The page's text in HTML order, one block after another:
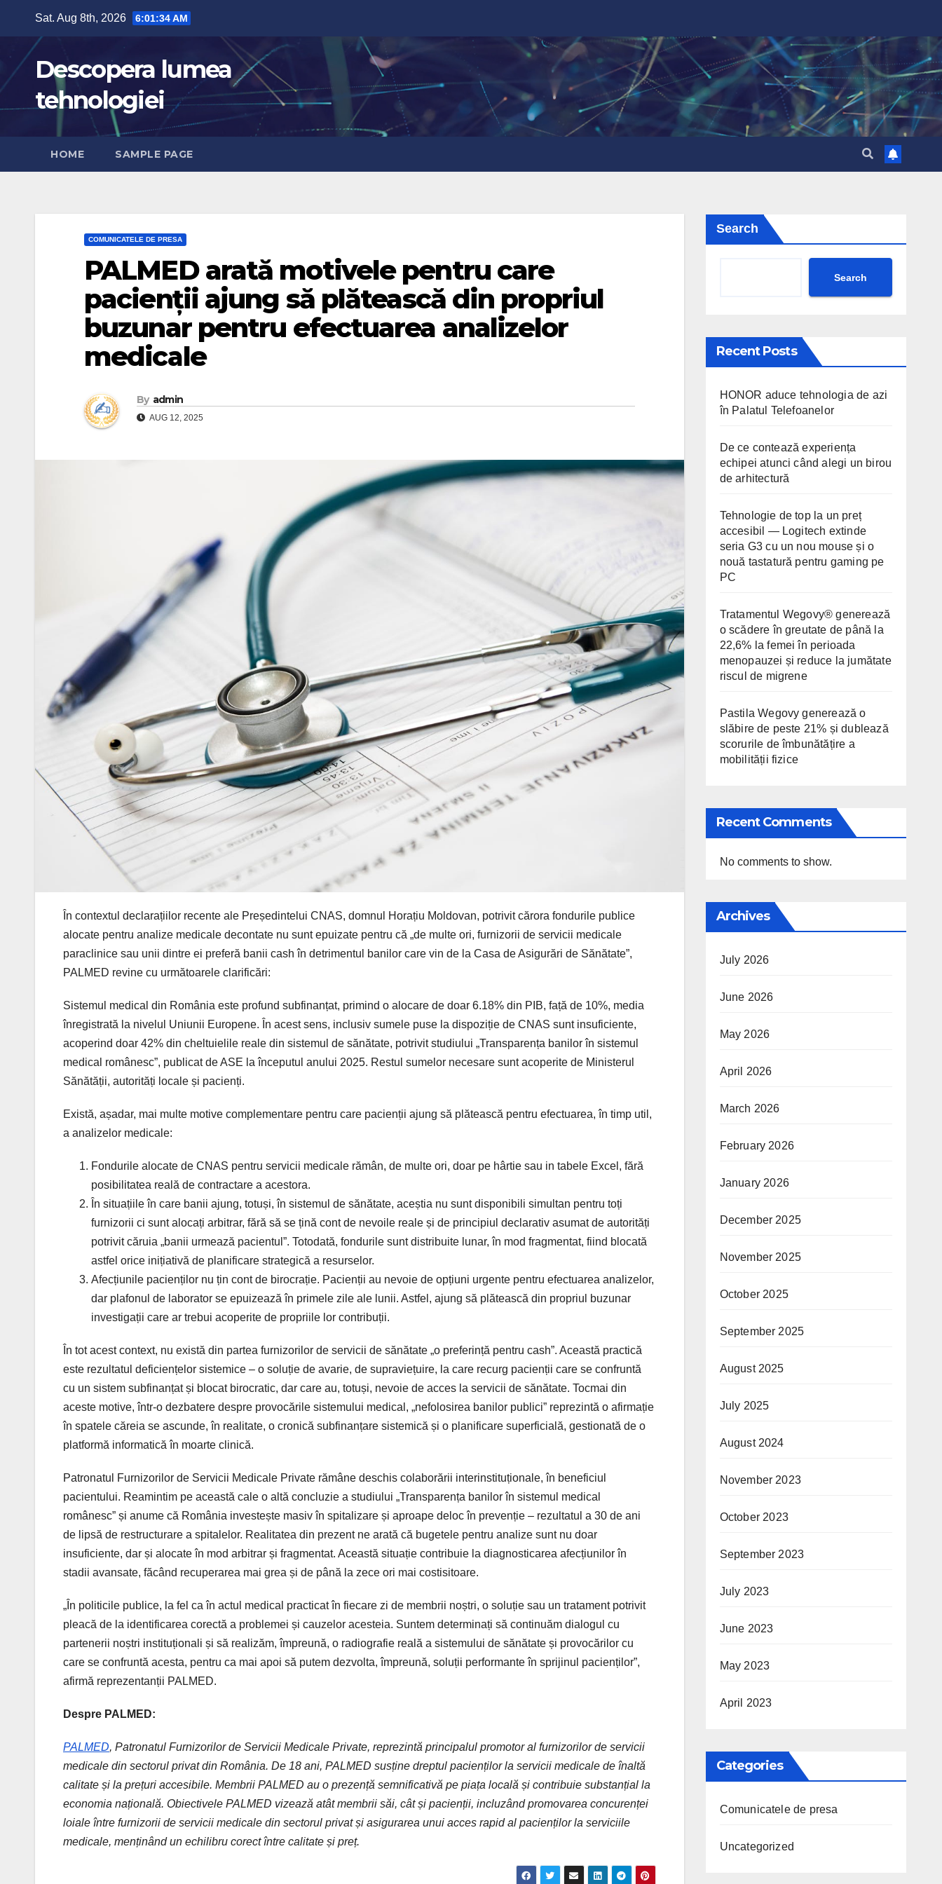
content
Sat. Aug 8th, 2026 6:01:35 AM
Descopera lumea
tehnologiei
HOME SAMPLE PAGE
COMUNICATELE DE PRESA
PALMED arată motivele pentru care
pacienții ajung să plătească din propriul
buzunar pentru efectuarea analizelor
medicale
By admin
AUG 12, 2025
În contextul declarațiilor recente ale Președintelui CNAS, domnul Horațiu Moldovan, potrivit cărora fondurile publice
alocate pentru analize medicale decontate nu sunt epuizate pentru că „de multe ori, furnizorii de servicii medicale
paraclinice sau unii dintre ei preferă banii cash în detrimentul banilor care vin de la Casa de Asigurări de Sănătate”,
PALMED revine cu următoarele clarificări:
Sistemul medical din România este profund subfinanțat, primind o alocare de doar 6.18% din PIB, față de 10%, media
înregistrată la nivelul Uniunii Europene. În acest sens, inclusiv sumele puse la dispoziție de CNAS sunt insuficiente,
acoperind doar 42% din cheltuielile reale din sistemul de sănătate, potrivit studiului „Transparența banilor în sistemul
medical românesc”, publicat de ASE la începutul anului 2025. Restul sumelor necesare sunt acoperite de Ministerul
Sănătății, autorități locale și pacienți.
Există, așadar, mai multe motive complementare pentru care pacienții ajung să plătească pentru efectuarea, în timp util,
a analizelor medicale:
Fondurile alocate de CNAS pentru servicii medicale rămân, de multe ori, doar pe hârtie sau in tabele Excel, fără
posibilitatea reală de contractare a acestora.
În situațiile în care banii ajung, totuși, în sistemul de sănătate, aceștia nu sunt disponibili simultan pentru toți
furnizorii ci sunt alocați arbitrar, fără să se țină cont de nevoile reale și de principiul declarativ asumat de autorități
potrivit căruia „banii urmează pacientul”. Totodată, fondurile sunt distribuite lunar, în mod fragmentat, fiind blocată
astfel orice inițiativă de planificare strategică a resurselor.
Afecțiunile pacienților nu țin cont de birocrație. Pacienții au nevoie de opțiuni urgente pentru efectuarea analizelor,
dar plafonul de laborator se epuizează în primele zile ale lunii. Astfel, ajung să plătească din propriul buzunar
investigații care ar trebui acoperite de propriile lor contribuții.
În tot acest context, nu există din partea furnizorilor de servicii de sănătate „o preferință pentru cash”. Această practică
este rezultatul deficiențelor sistemice – o soluție de avarie, de supraviețuire, la care recurg pacienții care se confruntă
cu un sistem subfinanțat și blocat birocratic, dar care au, totuși, nevoie de acces la servicii de sănătate. Tocmai din
aceste motive, într-o dezbatere despre provocările sistemului medical, „nefolosirea banilor publici” reprezintă o afirmație
în spatele căreia se ascunde, în realitate, o cronică subfinanțare sistemică și o planificare superficială, gestionată de o
platformă informatică în moarte clinică.
Patronatul Furnizorilor de Servicii Medicale Private rămâne deschis colaborării interinstituționale, în beneficiul
pacientului. Reamintim pe această cale o altă concluzie a studiului „Transparența banilor în sistemul medical
românesc” și anume că România investește masiv în spitalizare și aproape deloc în prevenție – rezultatul a 30 de ani
de lipsă de restructurare a spitalelor. Realitatea din prezent ne arată că bugetele pentru analize sunt nu doar
insuficiente, dar și alocate în mod arbitrar și fragmentat. Această situație contribuie la diagnosticarea afecțiunilor în
stadii avansate, făcând recuperarea mai grea și de până la zece ori mai costisitoare.
„În politicile publice, la fel ca în actul medical practicat în fiecare zi de membrii noștri, o soluție sau un tratament potrivit
pleacă de la identificarea corectă a problemei și cauzelor acesteia. Suntem determinați să continuăm dialogul cu
partenerii noștri instituționali și să realizăm, împreună, o radiografie reală a sistemului de sănătate și provocărilor cu
care se confruntă acesta, pentru ca mai apoi să putem dezvolta, împreună, soluții performante în sprijinul pacienților”,
afirmă reprezentanții PALMED.
Despre PALMED:
PALMED, Patronatul Furnizorilor de Servicii Medicale Private, reprezintă principalul promotor al furnizorilor de servicii
medicale din sectorul privat din România. De 18 ani, PALMED susține dreptul pacienților la servicii medicale de înaltă
calitate și la prețuri accesibile. Membrii PALMED au o prezență semnificativă pe piața locală și contribuie substanțial la
economia națională. Obiectivele PALMED vizează atât membrii săi, cât și pacienții, incluzând promovarea concurenței
loiale între furnizorii de servicii medicale din sectorul privat și asigurarea unui acces rapid al pacienților la serviciile
medicale, menținând un echilibru corect între calitate și preț.
Search
Search
Recent Posts
HONOR aduce tehnologia de azi
în Palatul Telefoanelor
De ce contează experiența
echipei atunci când alegi un birou
de arhitectură
Tehnologie de top la un preț
accesibil — Logitech extinde
seria G3 cu un nou mouse și o
nouă tastatură pentru gaming pe
PC
Tratamentul Wegovy® generează
o scădere în greutate de până la
22,6% la femei în perioada
menopauzei și reduce la jumătate
riscul de migrene
Pastila Wegovy generează o
slăbire de peste 21% și dublează
scorurile de îmbunătățire a
mobilității fizice
Recent Comments
No comments to show.
Archives
July 2026
June 2026
May 2026
April 2026
March 2026
February 2026
January 2026
December 2025
November 2025
October 2025
September 2025
August 2025
July 2025
August 2024
November 2023
October 2023
September 2023
July 2023
June 2023
May 2023
April 2023
Categories
Comunicatele de presa
Uncategorized